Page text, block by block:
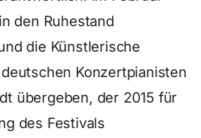
den Ruhestand
die Künstlerische
Konzertpianisten
übergeben, der 2015 für
des Festivals